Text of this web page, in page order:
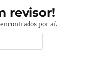
revisor!
por aí.